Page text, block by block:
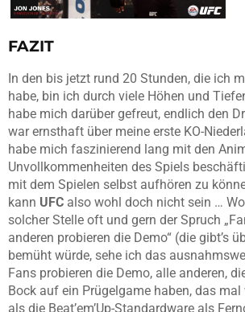
FAZIT
In den bis jetzt rund 20 Stunden, die ich
habe, bin ich durch viele Höhen und
habe mich darüber gefreut, endlich den
war ernsthaft über meine erste KO-
habe mich faszinierend lang mit den
Unvollkommenheiten des Spiels
mit dem Spielen selbst aufhören zu
kann UFC also wohl doch nicht sein …
solcher Stelle oft und gern der Spruch
anderen probieren die Demo“ (die gibt’s
bemüht würde, sehe ich das
Fans probieren die Demo, alle anderen,
Bock auf ein Prügelgame haben, das
als die Beat’em’Up-Standardware als